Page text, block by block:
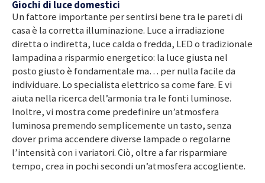
Giochi di luce domestici
Un fattore importante per sentirsi bene tra le pareti di
casa è la corretta illuminazione. Luce a irradiazione
diretta o indiretta, luce calda o fredda, LED o tradizionale
lampadina a risparmio energetico: la luce giusta nel
posto giusto è fondamentale ma… per nulla facile da
individuare. Lo specialista elettrico sa come fare. E vi
aiuta nella ricerca dell’armonia tra le fonti luminose.
Inoltre, vi mostra come predefinire un’atmosfera
luminosa premendo semplicemente un tasto, senza
dover prima accendere diverse lampade o regolarne
l’intensità con i variatori. Ciò, oltre a far risparmiare
tempo, crea in pochi secondi un’atmosfera accogliente.